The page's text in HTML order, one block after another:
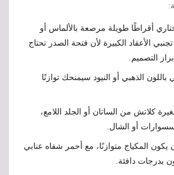
أقراطًا طويلة مرصعة بالألماس أو
الأعقاد الكبيرة لأن فتحة الصدر تحتاج
التصميم.
الذهبي أو النيود سيمنحك توازنًا
كلاتش من الساتان أو الجلد اللامع،
أو الشال.
المكياج متوازنًا، مع أحمر شفاه عنابي
بدرجات دافئة.